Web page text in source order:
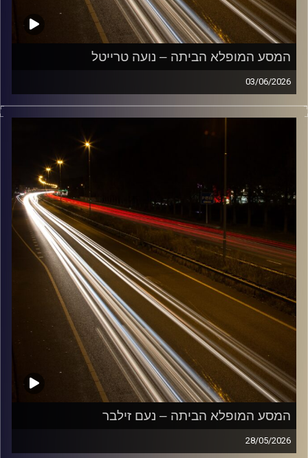
המסע המופלא הביתה – נועה טרייטל
03/06/2026
מוזיקה שתלווה אותנו אחרי יום עבודה ארוך ותחזיר אותנו
הביתה בשלום עם נועה טרייטל
קרדיט תמונות:
המסע המופלא הביתה – נעם זילבר
28/05/2026